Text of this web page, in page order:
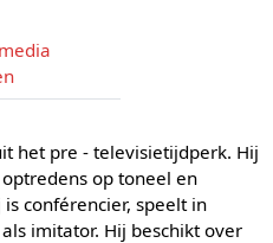
het pre - televisietijdperk. Hij
op toneel en
conférencier, speelt in
imitator. Hij beschikt over